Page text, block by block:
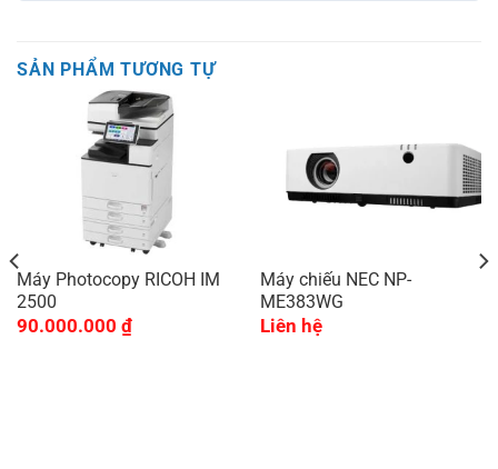
SẢN PHẨM TƯƠNG TỰ
Máy Photocopy RICOH IM
2500
90.000.000 ₫
Máy chiếu NEC NP-
ME383WG
Liên hệ